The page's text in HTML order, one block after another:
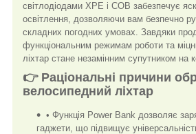
світлодіодами XPE і COB забезпечує
освітлення, дозволяючи вам безпечно
складних погодних умовах. Завдяки
функціональним режимам роботи та
ліхтар стане незамінним супутником на
👉 Раціональні причини
велосипедний ліхтар
• Функція Power Bank дозволяє
гаджети, що підвищує